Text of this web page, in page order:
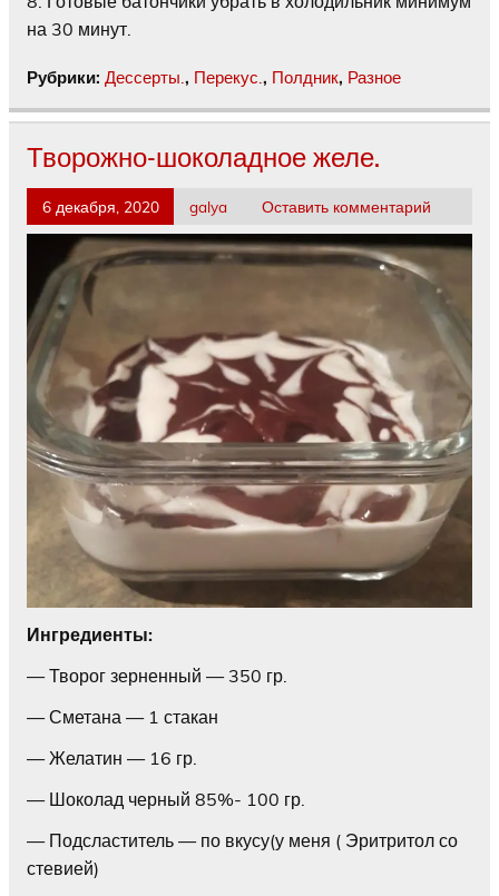
на 30 минут.
Рубрики: Дессерты. , Перекус. , Полдник, Разное
Творожно-шоколадное желе.
6 декабря, 2020 galya Оставить комментарий
Ингредиенты:
— Творог зерненный — 350 гр.
— Сметана — 1 стакан
— Желатин — 16 гр.
— Шоколад черный 85%- 100 гр.
— Подсластитель — по вкусу(у меня ( Эритритол со
стевией)